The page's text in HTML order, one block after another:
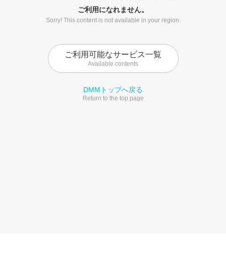
ご利用になれません。
Sorry! This content is not available in your region.
ご利用可能なサービス一覧
Available contents
DMMトップへ戻る
Return to the top page